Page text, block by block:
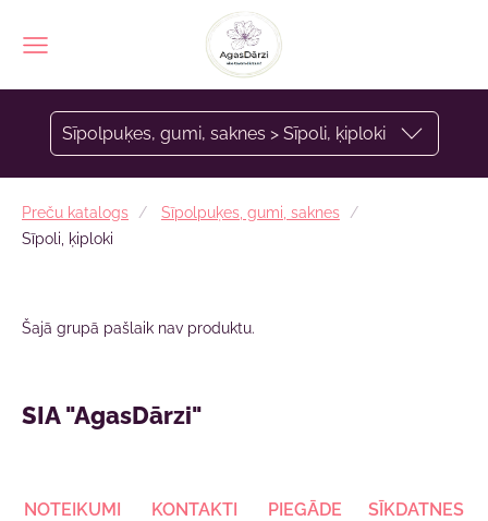
Sīpolpuķes, gumi, saknes > Sīpoli, ķiploki
SIA "AgasDārzi"
Preču katalogs
Sīpolpuķes, gumi, saknes
Sīpoli, ķiploki
Šajā grupā pašlaik nav produktu.
NOTEIKUMI KONTAKTI PIEGĀDE SĪKDATNES